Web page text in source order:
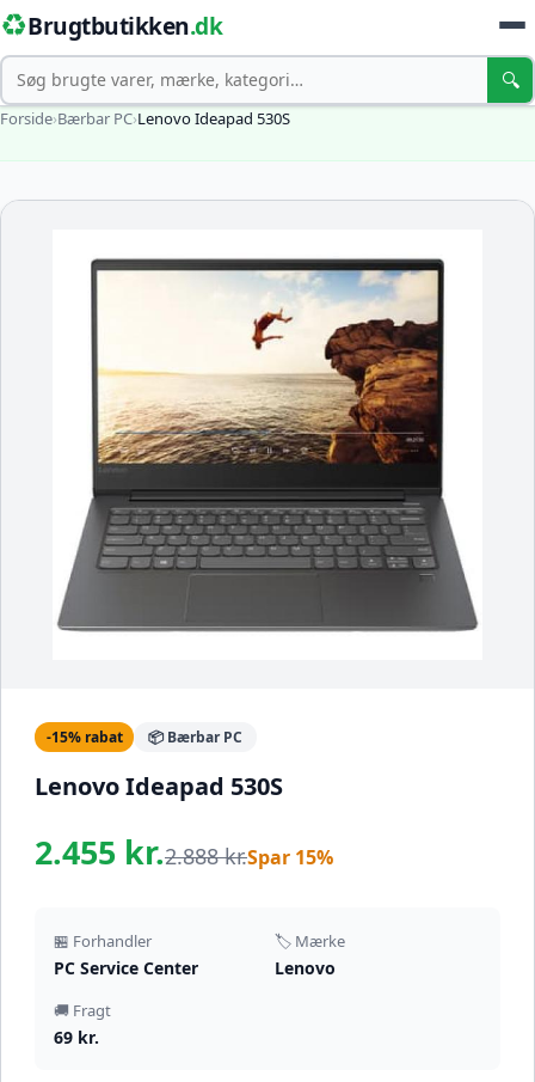
♻️Brugtbutikken.dk
Søg 🔍
Forside›Bærbar PC›Lenovo Ideapad 530S
-15% rabat 📦 Bærbar PC
Lenovo Ideapad 530S
2.455 kr.2.888 kr.Spar 15%
🏪 Forhandler
PC Service Center
🏷️ Mærke
Lenovo
🚚 Fragt
69 kr.